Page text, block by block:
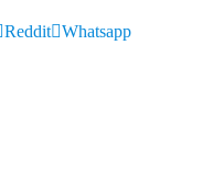
Reddit Whatsapp